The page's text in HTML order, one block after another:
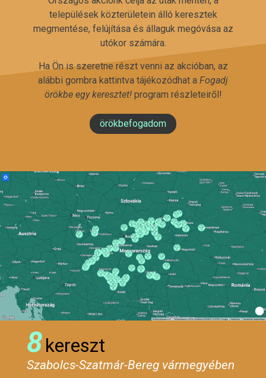
települések közterületein álló keresztek
megmentése, felújítása és állaguk megóvása az
utókor számára.
Ha Ön is szeretne részt venni az akcióban, az
alábbi gombra kattintva tájékozódhat a Fogadj
örökbe egy keresztet!program részleteiről!
örökbefogadom
8kereszt
Szabolcs-Szatmár-Bereg vármegyében